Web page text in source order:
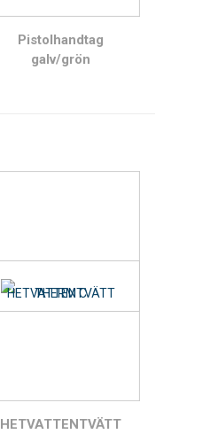
Pistolhandtag
galv/grön
HETVATTENTVÄTT